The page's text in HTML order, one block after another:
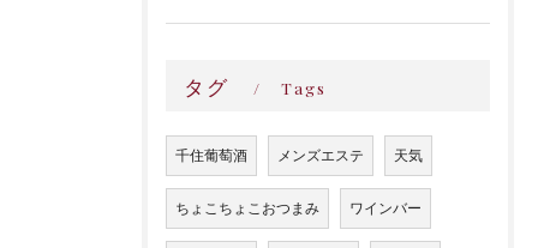
タグ Tags
千住葡萄酒 メンズエステ 天気
ちょこちょこおつまみ ワインバー